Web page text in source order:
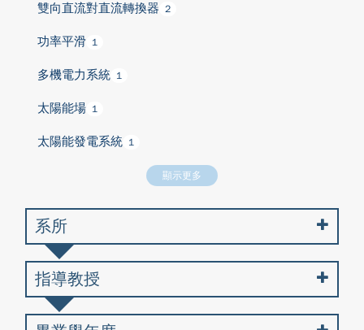
雙向直流對直流轉換器 2
功率平滑 1
多機電力系統 1
太陽能場 1
太陽能發電系統 1
顯示更多
系所
指導教授